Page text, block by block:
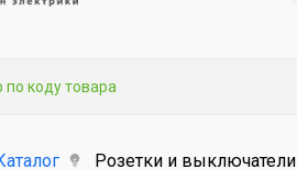
Розетки и выключатели